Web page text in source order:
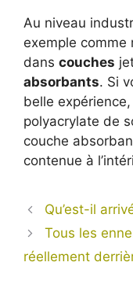
Au niveau
exemple
dans couches
absorbants. Si
belle
polyacrylate de
couche
contenue à
Qu’est-il
Tous les
réellement